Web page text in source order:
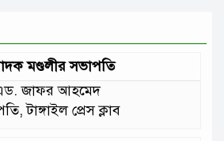
এখন টাঙ্গাইলে
জেলার মানুষের উন্নত স্বাস্থ্যসেবায় সর্বোচ্চ
গুরুত্ব দিয়ে কাজ করছি: প্রতিমন্ত্রী টুকু
মণ্ডলীর সভাপতি
জাফর আহমেদ
টাঙ্গাইল প্রেস ক্লাব